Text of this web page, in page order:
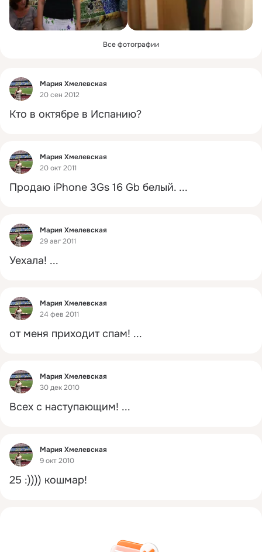
Все фотографии
Фид
Мария Хмелевская
20 сен 2012
Кто в октябре в Испанию?
Фид
Мария Хмелевская
20 окт 2011
Продаю iPhone 3Gs 16 Gb белый. ...
Фид
Мария Хмелевская
29 авг 2011
Уехала! ...
Фид
Мария Хмелевская
24 фев 2011
от меня приходит спам! ...
Фид
Мария Хмелевская
30 дек 2010
Всех с наступающим! ...
Фид
Мария Хмелевская
9 окт 2010
25 :)))) кошмар!